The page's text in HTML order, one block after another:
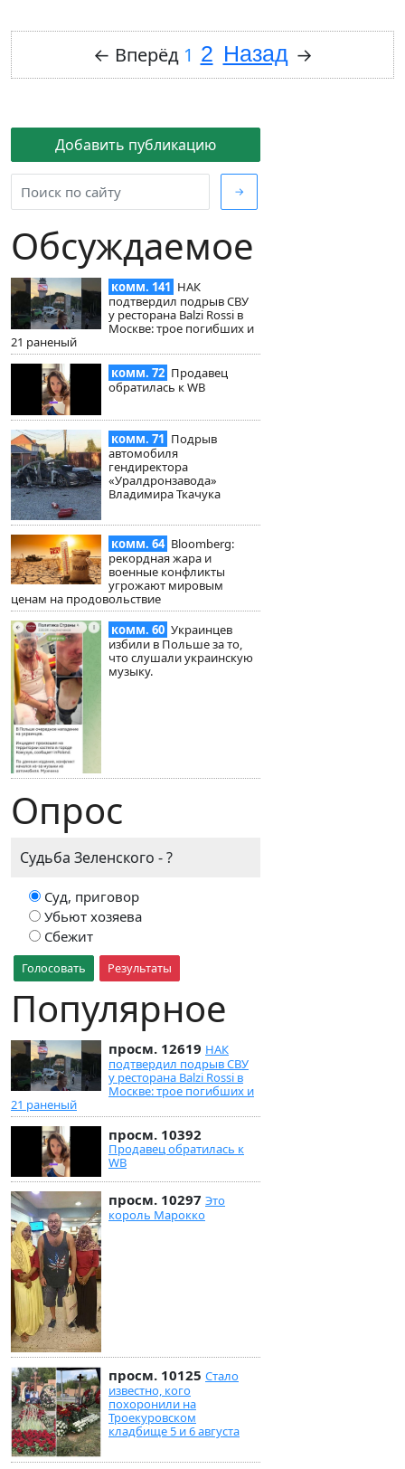
Добавить публикацию
→
Обсуждаемое
комм. 141 НАК
подтвердил подрыв СВУ
у ресторана Balzi Rossi в
Москве: трое погибших и
21 раненый
комм. 72 Продавец
обратилась к WB
комм. 71 Подрыв
автомобиля
гендиректора
«Уралдронзавода»
Владимира Ткачука
комм. 64 Bloomberg:
рекордная жара и
военные конфликты
угрожают мировым
ценам на продовольствие
комм. 60 Украинцев
избили в Польше за то,
что слушали украинскую
музыку.
Опрос
Судьба Зеленского - ?
Суд, приговор
Убьют хозяева
Сбежит
Голосовать Результаты
Популярное
просм. 12619 НАК
подтвердил подрыв СВУ
у ресторана Balzi Rossi в
Москве: трое погибших и
21 раненый
просм. 10392
Продавец обратилась к
WB
просм. 10297 Это
король Марокко
просм. 10125 Стало
известно, кого
похоронили на
Троекуровском
кладбище 5 и 6 августа
← Вперёд 1 2 Назад →